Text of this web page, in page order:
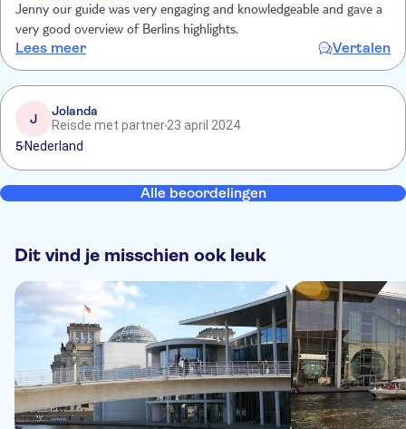
Jenny our guide was very engaging and knowledgeable and gave a
very good overview of Berlins highlights.
Lees meer Vertalen
J
Jolanda
Reisde met partner23 april 2024
5 Nederland
Alle beoordelingen
Dit vind je misschien ook leuk